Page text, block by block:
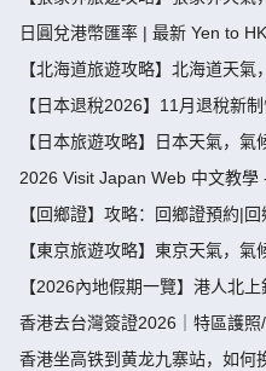
日圓兌港幣匯率 | 最新 Yen to
【北海道旅遊攻略】北海道天氣
【日本退稅2026】11月退稅新
袋及限額全攻略 - 永安旅遊
【日本旅遊攻略】日本天氣，氣
2026 Visit Japan Web 中文教學
【回鄉證】攻略：回鄉證預約|
【東京旅遊攻略】東京天氣，氣
【2026內地假期一覽】港人北
節，端午節假期攻略）
香港去台灣簽證2026｜特區護
香港坐高铁到黄龙九寨站，如何